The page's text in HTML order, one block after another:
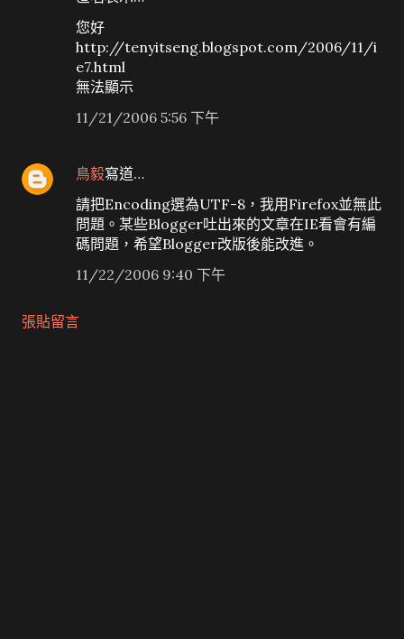
您好
http://tenyitseng.blogspot.com/2006/11/i
e7.html
無法顯示
11/21/2006 5:56 下午
鳥毅寫道…
請把Encoding選為UTF-8，我用Firefox並無此
問題。某些Blogger吐出來的文章在IE看會有編
碼問題，希望Blogger改版後能改進。
11/22/2006 9:40 下午
張貼留言